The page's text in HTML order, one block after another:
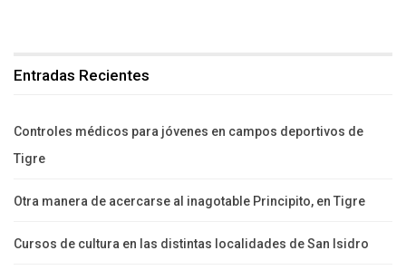
Entradas Recientes
Controles médicos para jóvenes en campos deportivos de
Tigre
Otra manera de acercarse al inagotable Principito, en Tigre
Cursos de cultura en las distintas localidades de San Isidro